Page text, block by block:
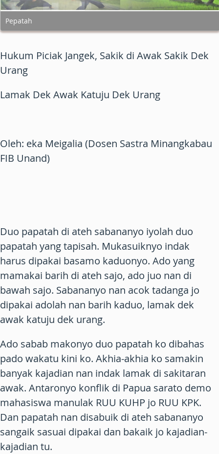
Pepatah
Hukum Piciak Jangek, Sakik di Awak Sakik Dek
Urang
Lamak Dek Awak Katuju Dek Urang
Oleh: eka Meigalia (Dosen Sastra Minangkabau
FIB Unand)
Duo papatah di ateh sabananyo iyolah duo
papatah yang tapisah. Mukasuiknyo indak
harus dipakai basamo kaduonyo. Ado yang
mamakai barih di ateh sajo, ado juo nan di
bawah sajo. Sabananyo nan acok tadanga jo
dipakai adolah nan barih kaduo, lamak dek
awak katuju dek urang.
Ado sabab makonyo duo papatah ko dibahas
pado wakatu kini ko. Akhia-akhia ko samakin
banyak kajadian nan indak lamak di sakitaran
awak. Antaronyo konflik di Papua sarato demo
mahasiswa manulak RUU KUHP jo RUU KPK.
Dan papatah nan disabuik di ateh sabananyo
sangaik sasuai dipakai dan bakaik jo kajadian-
kajadian tu.